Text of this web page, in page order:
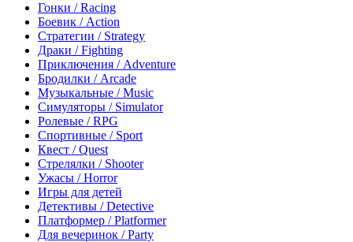
Гонки / Racing
Боевик / Action
Стратегии / Strategy
Драки / Fighting
Приключения / Adventure
Бродилки / Arcade
Музыкальные / Music
Симуляторы / Simulator
Ролевые / RPG
Спортивные / Sport
Квест / Quest
Стрелялки / Shooter
Ужасы / Horror
Игры для детей
Детективы / Detective
Платформер / Platformer
Для вечеринок / Party